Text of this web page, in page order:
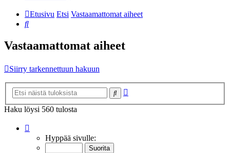
Etusivu Etsi Vastaamattomat aiheet
Etsi
Vastaamattomat aiheet
Siirry tarkennettuun hakuun
Etsi
Haku löysi 560 tulosta
12 Hyppää sivulle: